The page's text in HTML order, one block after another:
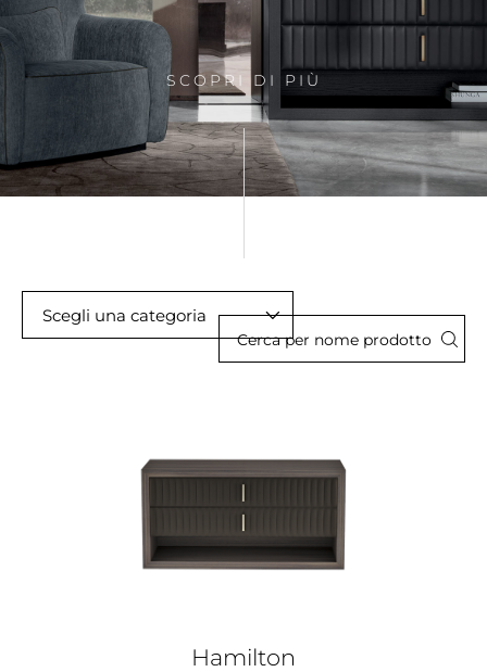
SCOPRI DI PIÙ
Scegli una categoria
Hamilton